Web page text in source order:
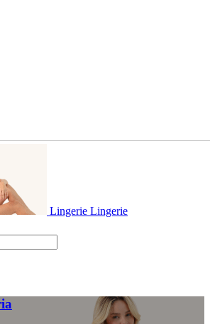
Lingerie Lingerie